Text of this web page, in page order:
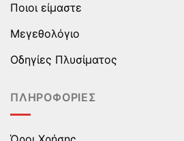
μπορούν
επιλεγούν
στη
σελίδα
προϊόντος
Ποιοι είμαστε
Μεγεθολόγιο
Οδηγίες Πλυσίματος
ΠΛΗΡΟΦΟΡΊΕΣ